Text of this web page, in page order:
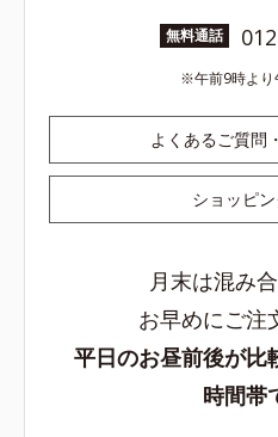
無料通話
午前9時よ
よくあるご質問
ショッピ
月末は混み
お早めにご注
平日のお昼前後が比
時間帯